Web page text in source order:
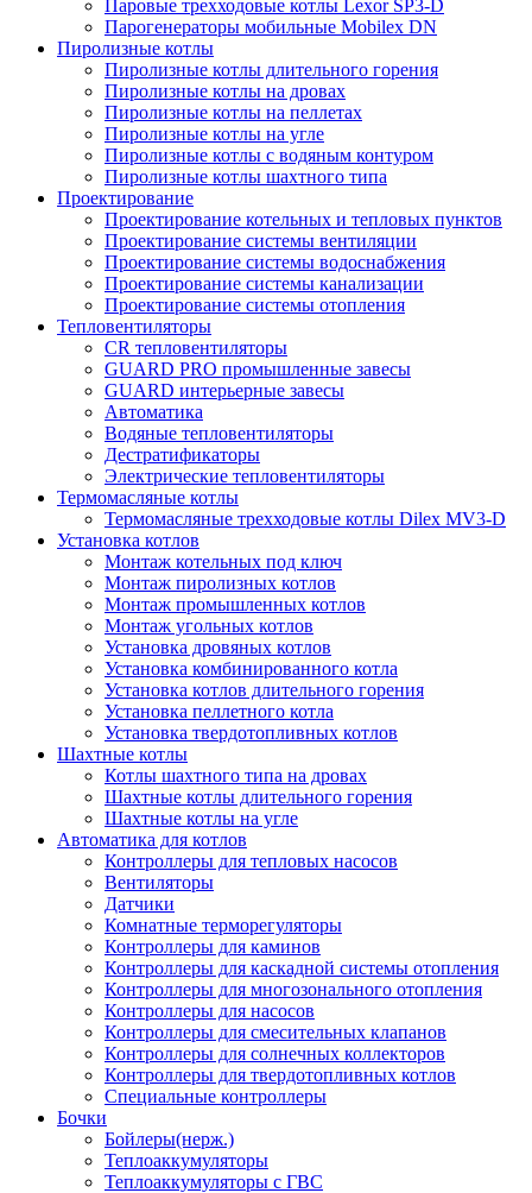
Паровые трехходовые котлы Lexor SP3-D
Парогенераторы мобильные Mobilex DN
Пиролизные котлы
Пиролизные котлы длительного горения
Пиролизные котлы на дровах
Пиролизные котлы на пеллетах
Пиролизные котлы на угле
Пиролизные котлы с водяным контуром
Пиролизные котлы шахтного типа
Проектирование
Проектирование котельных и тепловых пунктов
Проектирование системы вентиляции
Проектирование системы водоснабжения
Проектирование системы канализации
Проектирование системы отопления
Тепловентиляторы
CR тепловентиляторы
GUARD PRO промышленные завесы
GUARD интерьерные завесы
Автоматика
Водяные тепловентиляторы
Дестратификаторы
Электрические тепловентиляторы
Термомасляные котлы
Термомасляные трехходовые котлы Dilex MV3-D
Установка котлов
Монтаж котельных под ключ
Монтаж пиролизных котлов
Монтаж промышленных котлов
Монтаж угольных котлов
Установка дровяных котлов
Установка комбинированного котла
Установка котлов длительного горения
Установка пеллетного котла
Установка твердотопливных котлов
Шахтные котлы
Котлы шахтного типа на дровах
Шахтные котлы длительного горения
Шахтные котлы на угле
Автоматика для котлов
Контроллеры для тепловых насосов
Вентиляторы
Датчики
Комнатные терморегуляторы
Контроллеры для каминов
Контроллеры для каскадной системы отопления
Контроллеры для многозонального отопления
Контроллеры для насосов
Контроллеры для смесительных клапанов
Контроллеры для солнечных коллекторов
Контроллеры для твердотопливных котлов
Специальные контроллеры
Бочки
Бойлеры(нерж.)
Теплоаккумуляторы
Теплоаккумуляторы с ГВС